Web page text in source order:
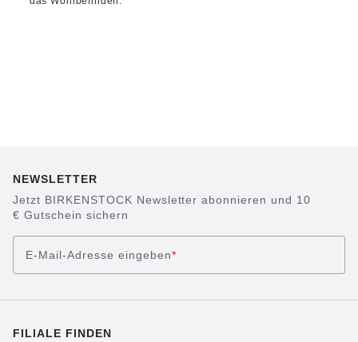
NEWSLETTER
Jetzt BIRKENSTOCK Newsletter abonnieren und 10
€ Gutschein sichern
E-Mail-Adresse eingeben*
FILIALE FINDEN